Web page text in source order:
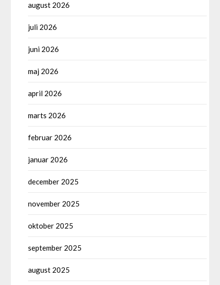
august 2026
juli 2026
juni 2026
maj 2026
april 2026
marts 2026
februar 2026
januar 2026
december 2025
november 2025
oktober 2025
september 2025
august 2025